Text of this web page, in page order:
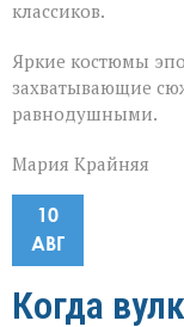
классиков.
Яркие костюмы
захватывающие
равнодушными.
Мария Крайняя
10
АВГ
Когда